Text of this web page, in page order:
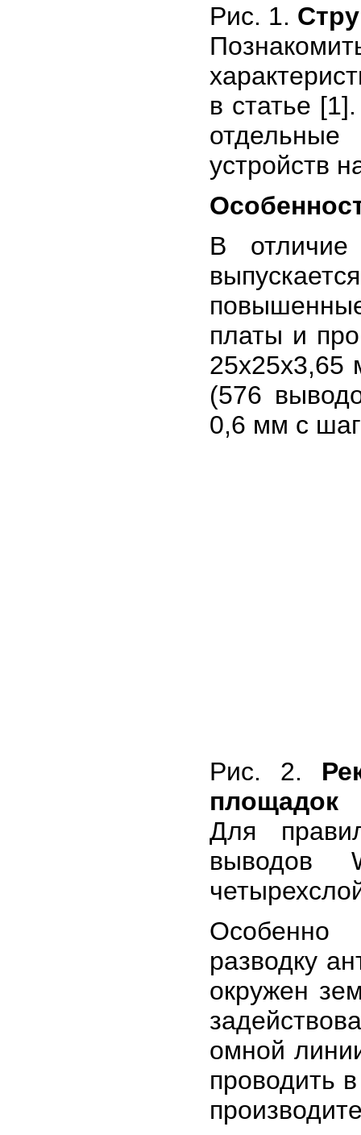
Рис. 1.
в статье
устройств
В отличие
платы и
25х25х3,65
(576
0,6 мм с
Рис. 2.
площадок
Для
выводов
Особенно
разводку
окружен
омной
проводить